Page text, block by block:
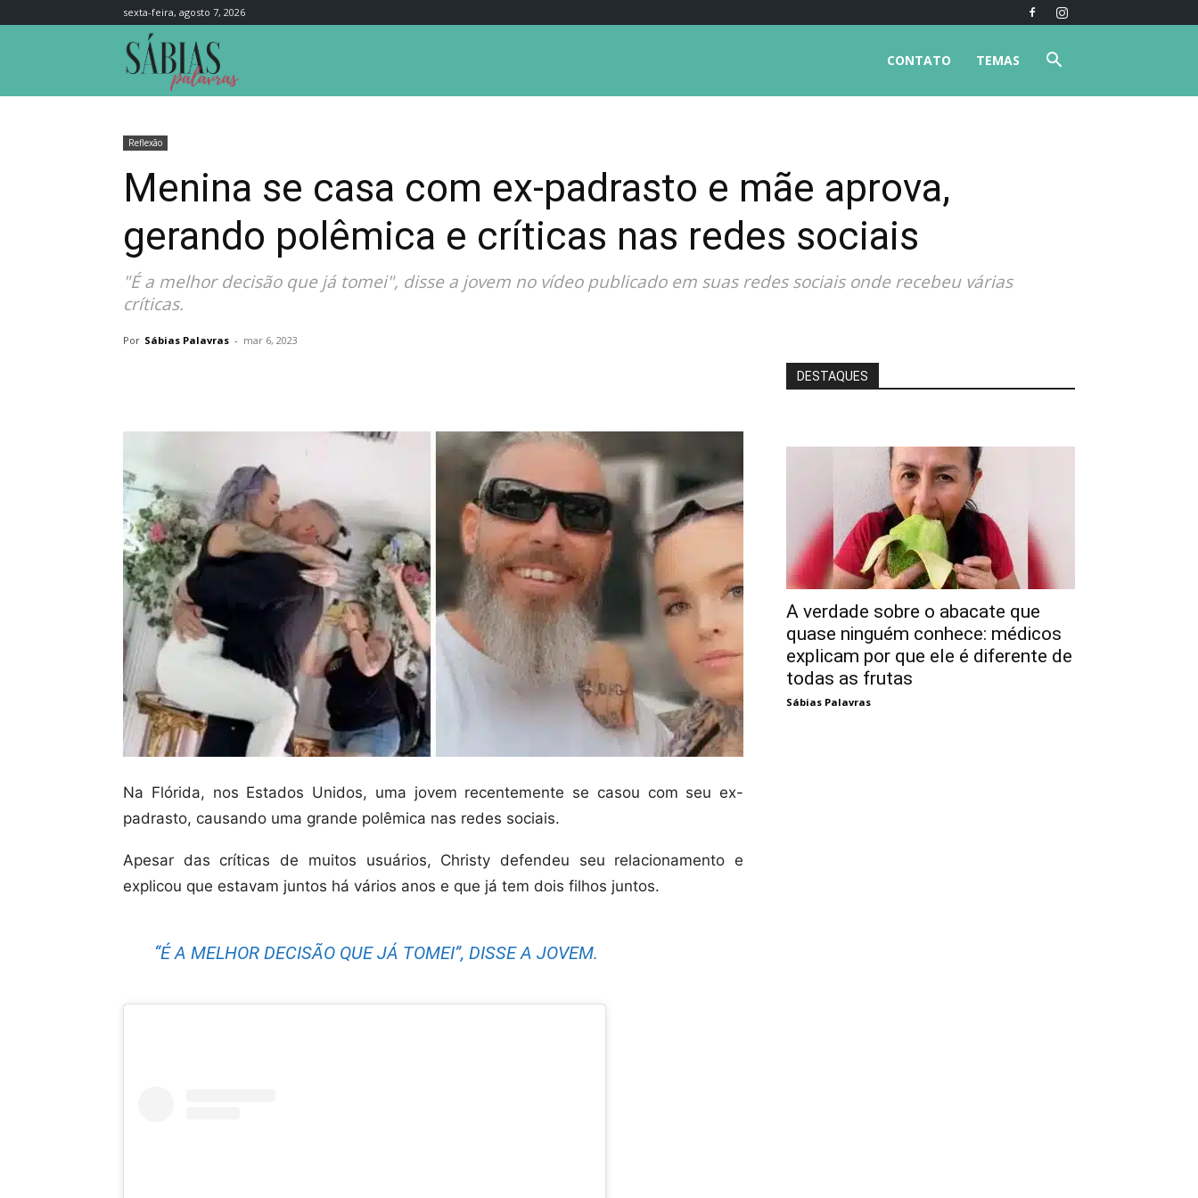
sexta-feira, agosto 7, 2026
TEMAS
CONTATO
Reflexão
Menina se casa com ex-padrasto e mãe aprova,
gerando polêmica e críticas nas redes sociais
"É a melhor decisão que já tomei", disse a jovem no vídeo publicado em suas redes sociais onde recebeu várias
críticas.
Por Sábias Palavras - mar 6, 2023
Na Flórida, nos Estados Unidos, uma jovem recentemente se casou com seu ex-
padrasto, causando uma grande polêmica nas redes sociais.
Apesar das críticas de muitos usuários, Christy defendeu seu relacionamento e
explicou que estavam juntos há vários anos e que já tem dois filhos juntos.
“É A MELHOR DECISÃO QUE JÁ TOMEI”, DISSE A JOVEM.
DESTAQUES
A verdade sobre o abacate que
quase ninguém conhece: médicos
explicam por que ele é diferente de
todas as frutas
Sábias Palavras